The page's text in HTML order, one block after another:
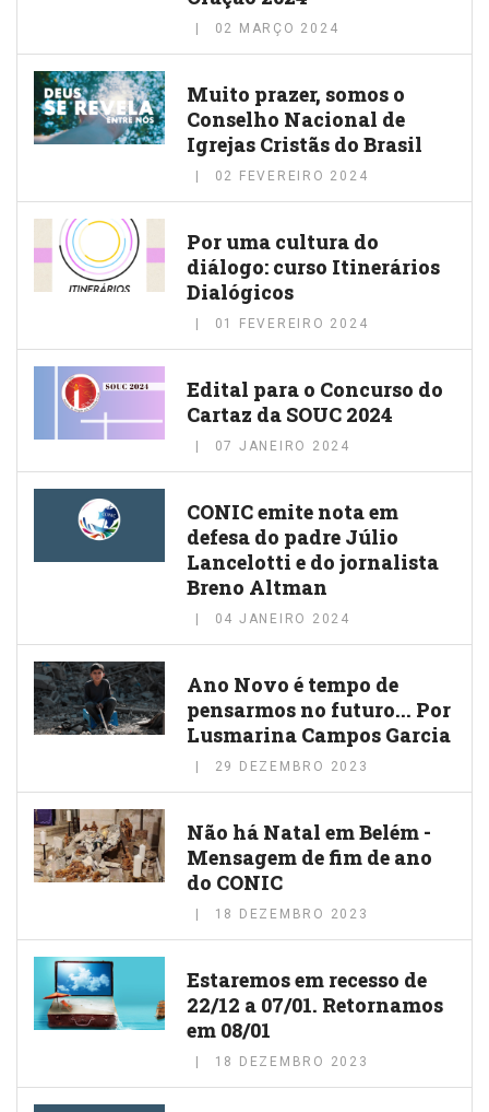
02 MARÇO 2024
Muito prazer, somos o
Conselho Nacional de
Igrejas Cristãs do Brasil
02 FEVEREIRO 2024
Por uma cultura do
diálogo: curso Itinerários
Dialógicos
01 FEVEREIRO 2024
Edital para o Concurso do
Cartaz da SOUC 2024
07 JANEIRO 2024
CONIC emite nota em
defesa do padre Júlio
Lancelotti e do jornalista
Breno Altman
04 JANEIRO 2024
Ano Novo é tempo de
pensarmos no futuro... Por
Lusmarina Campos Garcia
29 DEZEMBRO 2023
Não há Natal em Belém -
Mensagem de fim de ano
do CONIC
18 DEZEMBRO 2023
Estaremos em recesso de
22/12 a 07/01. Retornamos
em 08/01
18 DEZEMBRO 2023